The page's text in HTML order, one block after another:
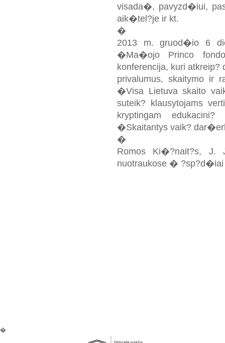
visada�, pavyzd�iui,
aik�tel?je ir kt.
�
2013 m. gruod�io 6
�Ma�ojo Princo
konferencija, kuri atkreip?
privalumus, skaitymo ir
�Visa Lietuva skaito
suteik? klausytojams
kryptingam
�Skaitantys vaik?
�
Romos Ki�?nait?s, J.
nuotraukose �
�